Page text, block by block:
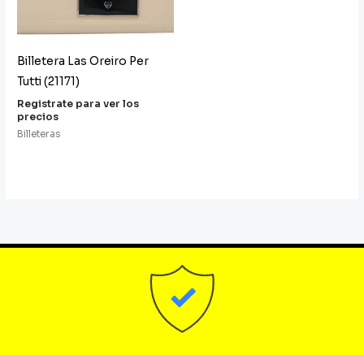
Billetera Las Oreiro Per
Tutti (21171)
Registrate para ver los
precios
Billeteras